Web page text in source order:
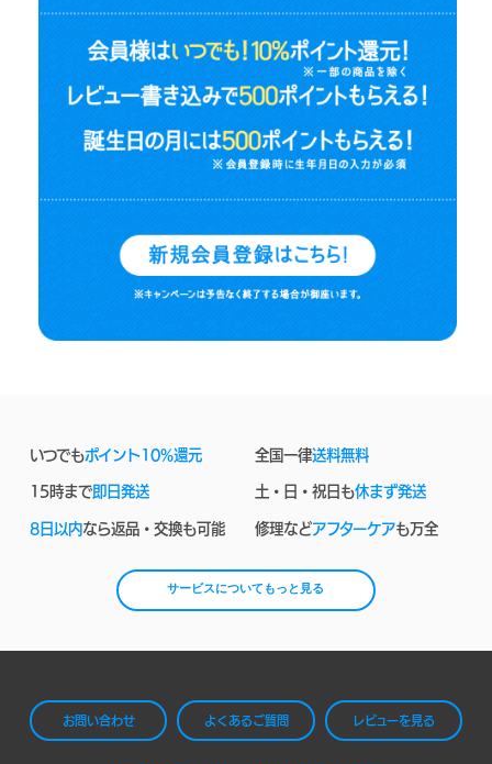
いつでもポイント10%還元 全国一律送料無料
15時まで即日発送 土・日・祝日も休まず発送
8日以内なら返品・交換も可能 修理などアフターケアも万全
サービスについてもっと見る
お問い合わせ よくあるご質問 レビューを見る